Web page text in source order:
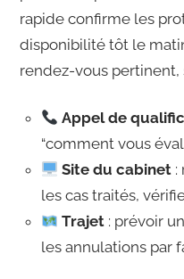
rapide confirme les
disponibilité tôt le
rendez-vous pertinent,
Appel de
“comment vous
Site du cabinet:
les cas traités,
Trajet: prévoir
les annulations par